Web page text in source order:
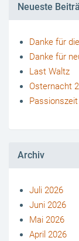
Neueste
Danke für
Danke für
Last Waltz
Osternacht
Archiv
Juli 2026
Juni 2026
Mai 2026
April 2026